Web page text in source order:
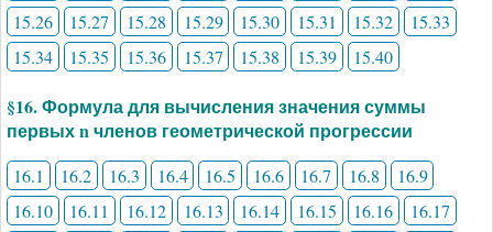
15.26
15.27 15.28 15.29 15.30 15.31 15.32
15.33
15.34
15.35 15.36 15.37 15.38 15.39 15.40
§16. Формула для вычисления значения суммы
первых n членов геометрической прогрессии
16.1 16.2 16.3 16.4 16.5 16.6 16.7 16.8
16.9
16.10
16.11 16.12 16.13 16.14 16.15 16.16
16.17